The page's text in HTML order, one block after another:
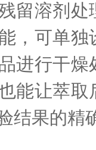
留溶剂
，可单
进行干
能让萃
结果的精